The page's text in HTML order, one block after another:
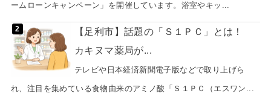
ームローンキャンペーン」を開催しています。浴室やキッ...
【足利市】話題の「Ｓ１ＰＣ」とは！
カキヌマ薬局が...
テレビや日本経済新聞電子版などで取り上げら
れ、注目を集めている食物由来のアミノ酸「Ｓ１ＰＣ（エスワン...